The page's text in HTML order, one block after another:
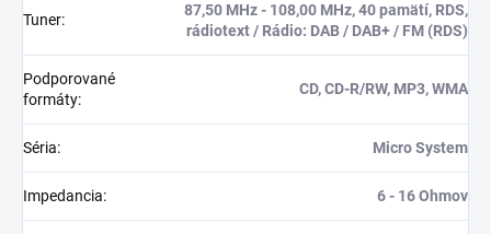
Tuner:
87,50 MHz - 108,00 MHz, 40 pamätí, RDS,
rádiotext / Rádio: DAB / DAB+ / FM (RDS)
Podporované
formáty:
CD, CD-R/RW, MP3, WMA
Séria: Micro System
Impedancia: 6 - 16 Ohmov